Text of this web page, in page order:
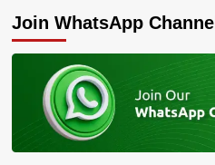
Join WhatsApp Channel